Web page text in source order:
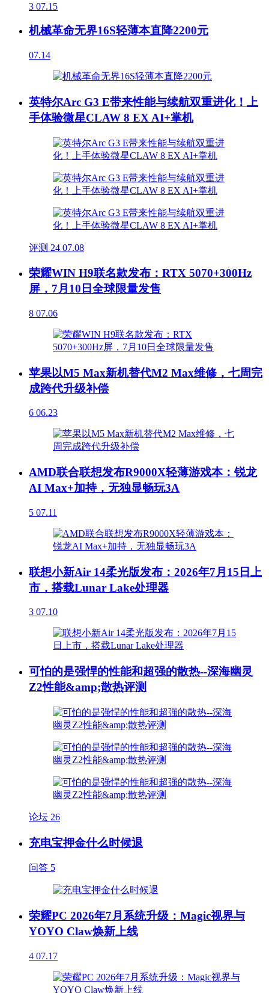
3 07.15
机械革命无界16S轻薄本直降2200元
07.14
英特尔Arc G3 E带来性能与续航双重进化！上
手体验微星CLAW 8 EX AI+掌机
评测 24 07.08
荣耀WIN H9联名款发布：RTX 5070+300Hz
屏，7月10日全球限量发售
8 07.06
苹果以M5 Max新机替代M2 Max维修，七周完
成跨代升级补偿
6 06.23
AMD联合联想发布R9000X轻薄游戏本：锐龙
AI Max+加持，无独显畅玩3A
5 07.11
联想小新Air 14柔光版发布：2026年7月15日上
市，搭载Lunar Lake处理器
3 07.10
可怕的是强悍的性能和超强的散热--深海幽灵
Z2性能&amp;散热评测
论坛 26
充电宝押金什么时候退
问答 5
荣耀PC 2026年7月系统升级：Magic视界与
YOYO Claw焕新上线
4 07.17